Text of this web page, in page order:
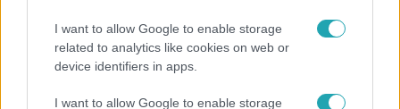
I want to allow Google to enable storage
related to analytics like cookies on web or
device identifiers in apps.
I want to allow Google to enable storage
legnehezebb feladványokat, és éld át a gameshow
izgalmait online!